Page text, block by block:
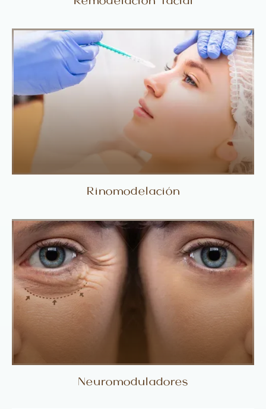
Rinomodelación
Neuromoduladores